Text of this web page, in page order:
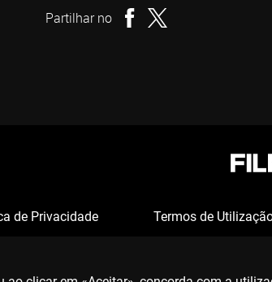
Partilhar no
de Privacidade Termos de